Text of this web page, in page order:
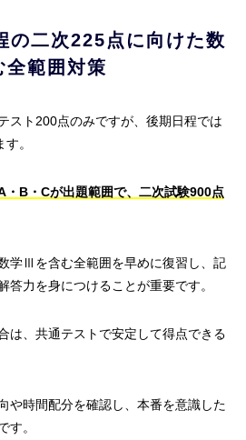
の二次225点に向けた数
範囲対策
スト200点のみですが、後期日程では
。
B・Cが出題範囲で、二次試験900点
学Ⅲを含む全範囲を早めに復習し、記
答力を身につけることが重要です。
は、共通テストで安定して得点できる
や時間配分を確認し、本番を意識した
す。